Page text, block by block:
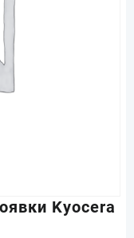
Kyocera